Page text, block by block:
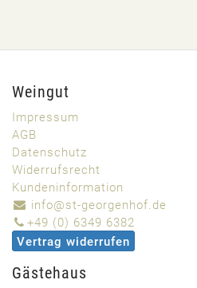
Weingut
Impressum
AGB
Datenschutz
Widerrufsrecht
Kundeninformation
info@st-georgenhof.de
+49 (0) 6349 6382
Vertrag widerrufen
Gästehaus